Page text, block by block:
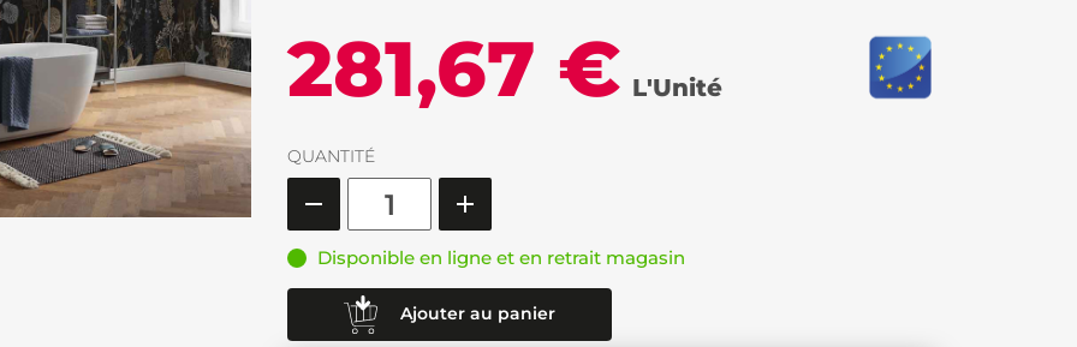
281,67 € L'Unité
QUANTITÉ
Disponible en ligne et en retrait magasin
Ajouter au panier